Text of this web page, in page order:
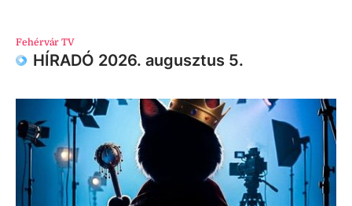
Fehérvár TV
HÍRADÓ 2026. augusztus 5.